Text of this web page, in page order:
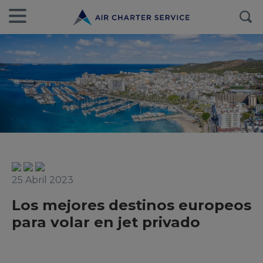
25 Abril 2023
Los mejores destinos europeos
para volar en jet privado